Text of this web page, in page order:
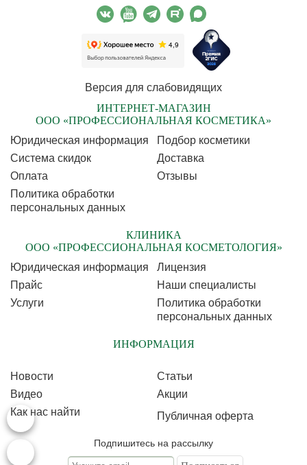
Версия для слабовидящих
ИНТЕРНЕТ-МАГАЗИН
ООО «ПРОФЕССИОНАЛЬНАЯ КОСМЕТИКА»
Юридическая информация
Подбор косметики
Cистема скидок
Доставка
Оплата
Отзывы
Политика обработки
персональных данных
КЛИНИКА
ООО «ПРОФЕССИОНАЛЬНАЯ КОСМЕТОЛОГИЯ»
Юридическая информация
Лицензия
Прайс
Наши специалисты
Услуги
Политика обработки
персональных данных
ИНФОРМАЦИЯ
Новости
Статьи
Видео
Акции
Как нас найти
Публичная оферта
Подпишитесь на рассылку